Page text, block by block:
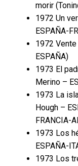
morir
1972 Un
ESPAÑA-
1972
ESPAÑA)
1973 El
Merino –
1973 La
Hough –
FRANCIA-
1973 Los
ESPAÑA-
1973 Los